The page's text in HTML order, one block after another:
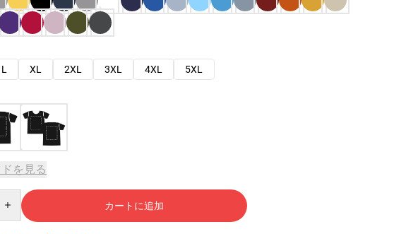
L XL 2XL 3XL 4XL
5XL
を見る
カートに追加